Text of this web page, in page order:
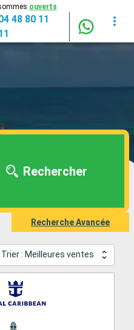
ouverts
48 80 11
Rechercher
Recherche Avancée
Trier : Meilleures ventes